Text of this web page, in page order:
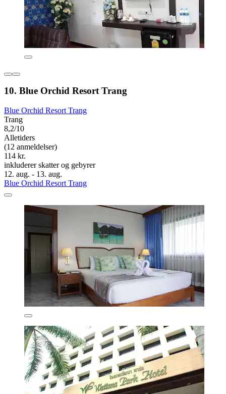
10. Blue Orchid Resort Trang
Blue Orchid Resort Trang
Trang
8,2/10
Alletiders
(12 anmeldelser)
114 kr.
inkluderer skatter og gebyrer
12. aug. - 13. aug.
Blue Orchid Resort Trang